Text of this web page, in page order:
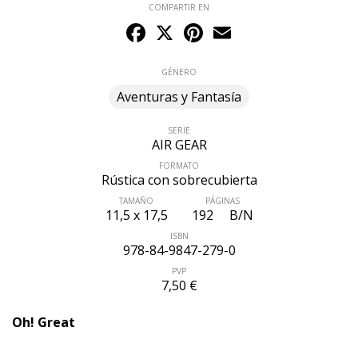
COMPARTIR EN
Facebook
X Pinterest
GÉNERO
Aventuras y Fantasía
SERIE
AIR GEAR
FORMATO
Rústica con sobrecubierta
TAMAÑO
11,5 x 17,5
PÁGINAS
192 B/N
ISBN
978-84-9847-279-0
PVP
7,50 €
Oh! Great